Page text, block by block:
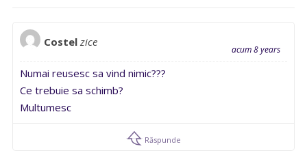
Costel zice
acum 8 years
Numai reusesc sa vind nimic???
Ce trebuie sa schimb?
Multumesc
Răspunde